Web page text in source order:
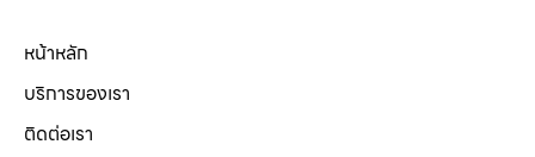
หน้าหลัก
บริการของเรา
ติดต่อเรา